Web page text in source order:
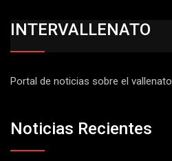
INTERVALLENATO
Portal de noticias sobre el vallenato
Noticias Recientes